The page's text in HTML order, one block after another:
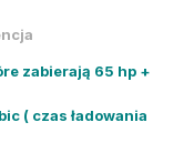
zabierają 65 hp +
( czas ładowania